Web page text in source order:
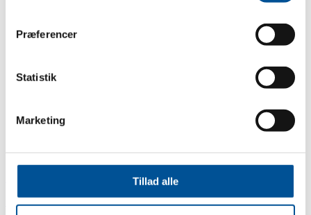
Præferencer
Statistik
Marketing
Tillad alle
Byggestyring
Om TH-Gruppen A/S
Anmeldelser
Virksomhedsoplysninger
RING OG FÅ ET TILBUD I DAG
Hjem»Byggestyrring»Maltfabrikken, Ebeltoft